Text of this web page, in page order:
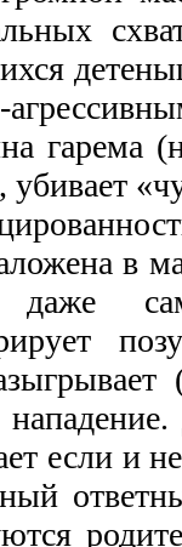
гарема
убивает
в
даже
если и